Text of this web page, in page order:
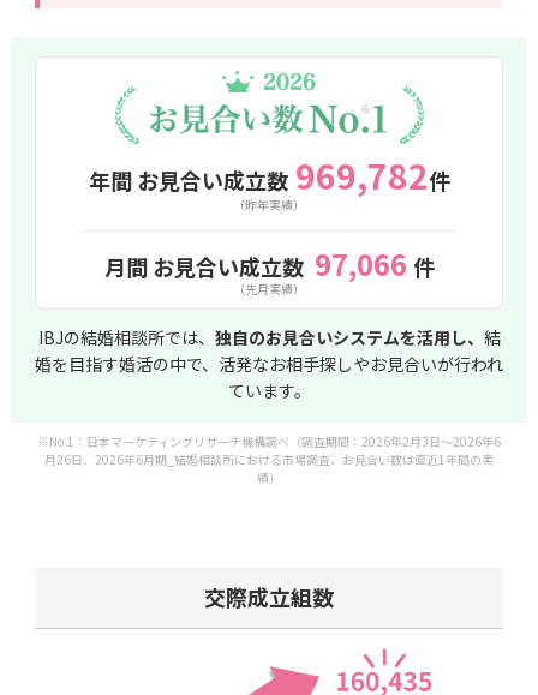
年間 お見合い成立数 969,782件
（昨年実績）
月間 お見合い成立数 97,066 件
（先月実績）
IBJの結婚相談所では、 独自のお見合いシステムを活用し、 結
婚を目指す婚活の中で、活発なお相手探しやお見合いが行われ
ています。
※No.1：日本マーケティングリサーチ機構調べ（調査期間：2026年2月3日～2026年6
月26日、2026年6月期_結婚相談所における市場調査、お見合い数は直近1年間の実
績）
交際成立組数